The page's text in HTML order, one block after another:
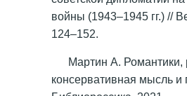
войны (1943–1945 гг.) //
124–152.
Мартин А.
консервативная мысль